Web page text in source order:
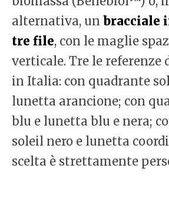
alternativa, un bracciale
tre file, con le maglie
verticale. Tre le referenze
in Italia: con quadrante
lunetta arancione; con
blu e lunetta blu e nera;
soleil nero e lunetta
scelta è strettamente